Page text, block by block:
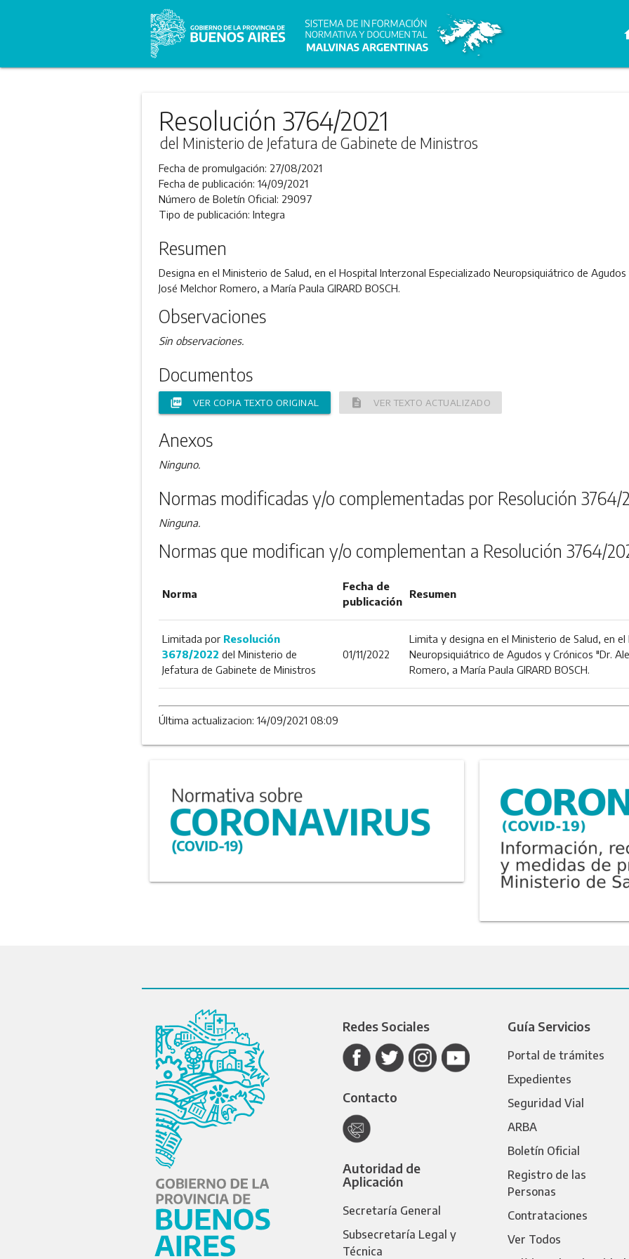
Resolución 3764/2021
del Ministerio de Jefatura de Gabinete de Ministros
Fecha de promulgación: 27/08/2021
Fecha de publicación: 14/09/2021
Número de Boletín Oficial: 29097
Tipo de publicación: Integra
Resumen
Designa en el Ministerio de Salud, en el Hospital Interzonal Especializado Neuropsiquiátrico de
José Melchor Romero, a María Paula GIRARD BOSCH.
Observaciones
Sin observaciones.
Documentos
picture_as_pdf VER COPIA TEXTO ORIGINAL description VER TEXTO ACTUALIZADO
Anexos
Ninguno.
Normas modificadas y/o complementadas por Resolución 3764/
Ninguna.
Normas que modifican y/o complementan a Resolución 3764/
Norma
Fecha de
publicación
Resumen
Limitada por Resolución
3678/2022 del Ministerio de
Jefatura de Gabinete de Ministros
01/11/2022
Limita y designa en el Ministerio de Salud, en
Neuropsiquiátrico de Agudos y Crónicos "Dr.
Romero, a María Paula GIRARD BOSCH.
Última actualizacion: 14/09/2021 08:09
Redes Sociales
Contacto
Autoridad de
Aplicación
Secretaría General
Subsecretaría Legal y
Técnica
Guía Servicios
Portal de trámites
Expedientes
Seguridad Vial
ARBA
Boletín Oficial
Registro de las
Personas
Contrataciones
Ver Todos